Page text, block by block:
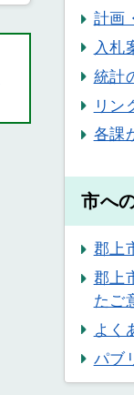
計画
入札
統計
リン
各課
市へ
郡上
郡上
たご
よく
パブ